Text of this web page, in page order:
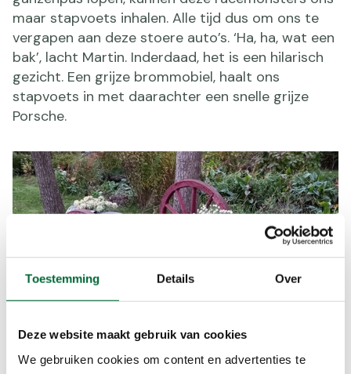
Toestemming Details Over
Deze website maakt gebruik van cookies
We gebruiken cookies om content en advertenties te
maar stapvoets inhalen. Alle tijd dus om ons te
vergapen aan deze stoere auto’s. ‘Ha, ha, wat een
bak’, lacht Martin. Inderdaad, het is een hilarisch
gezicht. Een grijze brommobiel, haalt ons
stapvoets in met daarachter een snelle grijze
Porsche.